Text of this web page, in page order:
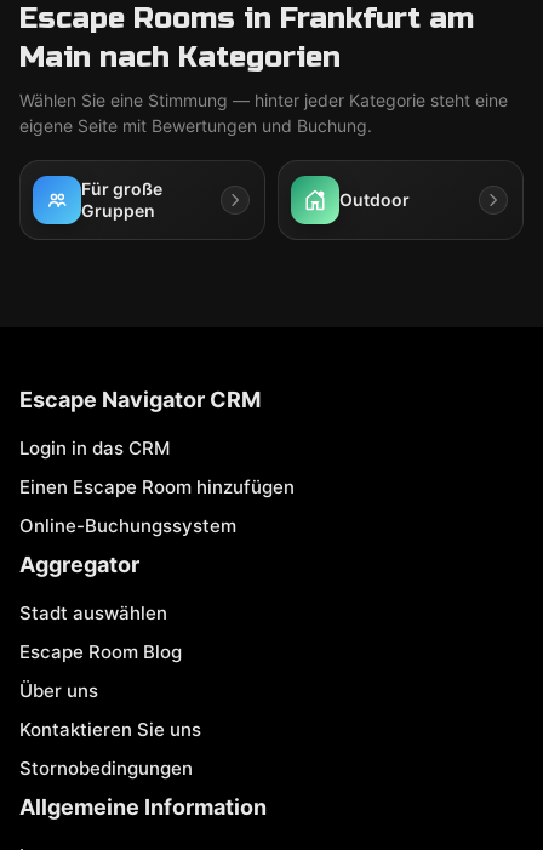
Escape Rooms in Frankfurt am
Main nach Kategorien
Wählen Sie eine Stimmung — hinter jeder Kategorie steht eine
eigene Seite mit Bewertungen und Buchung.
Für große
Gruppen
Outdoor
Escape Navigator CRM
Login in das CRM
Einen Escape Room hinzufügen
Online-Buchungssystem
Aggregator
Stadt auswählen
Escape Room Blog
Über uns
Kontaktieren Sie uns
Stornobedingungen
Allgemeine Information